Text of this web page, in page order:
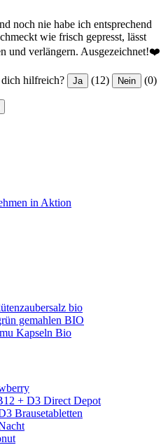
noch nie habe ich entsprechend
wie frisch gepresst, lässt
und verlängern. Ausgezeichnet!❤️
hilfreich? Ja (12) Nein (0)
in Aktion
bio
gemahlen BIO
Kapseln Bio
+ D3 Direct Depot
Brausetabletten